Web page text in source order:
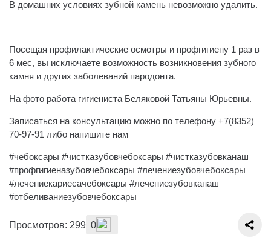
В домашних условиях зубной камень невозможно удалить.
Посещая профилактические осмотры и профгигиену 1 раз в
6 мес, вы исключаете возможность возникновения зубного
камня и других заболеваний пародонта.
На фото работа гигиениста Беляковой Татьяны Юрьевны.
Записаться на консультацию можно по телефону +7(8352)
70-97-91 либо напишите нам
#чебоксары #чистказубовчебоксары #чистказубовканаш
#профгигиеназубовчебоксары #лечениезубовчебоксары
#лечениекариесачебоксары #лечениезубовканаш
#отбеливаниезубовчебоксары
Просмотров: 299 0